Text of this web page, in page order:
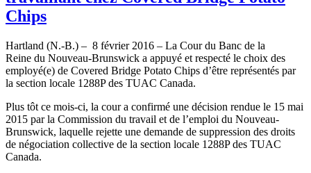
Chips
Hartland (N.-B.) – 8 février 2016 – La Cour du Banc de la
Reine du Nouveau-Brunswick a appuyé et respecté le choix des
employé(e) de Covered Bridge Potato Chips d’être représentés par
la section locale 1288P des TUAC Canada.
Plus tôt ce mois-ci, la cour a confirmé une décision rendue le 15 mai
2015 par la Commission du travail et de l’emploi du Nouveau-
Brunswick, laquelle rejette une demande de suppression des droits
de négociation collective de la section locale 1288P des TUAC
Canada.